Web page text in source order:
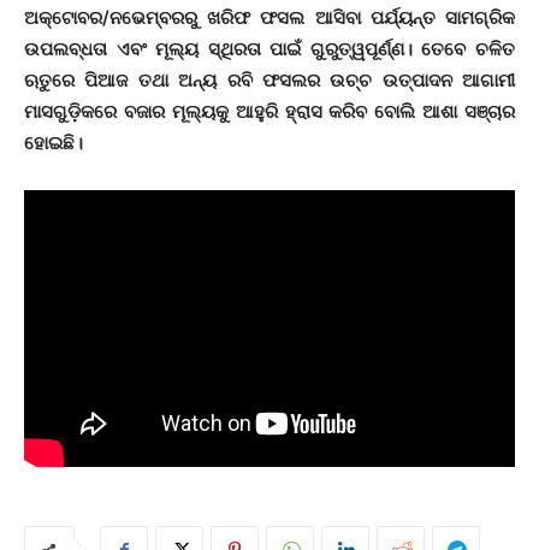
ଅକ୍ଟୋବର/ନଭେମ୍ବରରୁ ଖରିଫ ଫସଲ ଆସିବା ପର୍ଯ୍ୟନ୍ତ ସାମଗ୍ରିକ
ଉପଲବ୍ଧତା ଏବଂ ମୂଲ୍ୟ ସ୍ଥିରତା ପାଇଁ ଗୁରୁତ୍ୱପୂର୍ଣ୍ଣ। ତେବେ ଚଳିତ
ଋତୁରେ ପିଆଜ ତଥା ଅନ୍ୟ ରବି ଫସଲର ଉଚ୍ଚ ଉତ୍ପାଦନ ଆଗାମୀ
ମାସଗୁଡ଼ିକରେ ବଜାର ମୂଲ୍ୟକୁ ଆହୁରି ହ୍ରାସ କରିବ ବୋଲି ଆଶା ସଞ୍ଚାର
ହୋଇଛି।